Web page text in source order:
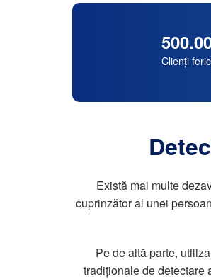
Clienți
Există mai multe
cuprinzător al unei
Pe de altă parte,
tradiționale de detectare